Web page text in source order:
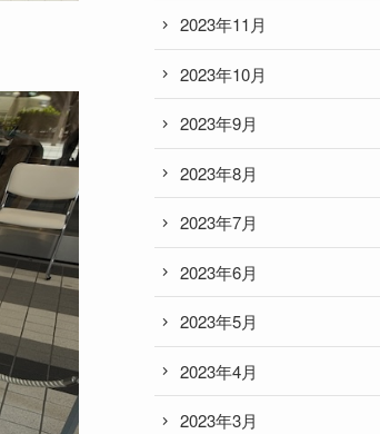
2023年11月
2023年10月
2023年9月
2023年8月
2023年7月
2023年6月
2023年5月
2023年4月
2023年3月